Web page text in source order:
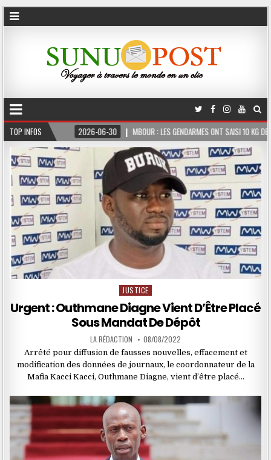
TOP INFOS2026-06-30 MBOUR : LES GENDARMES ONT SAISI 10 KG DE CHANVRE
Posted
in
JUSTICE
Urgent : Outhmane Diagne Vient D’Être Placé
Sous Mandat De Dépôt
LA RÉDACTION 08/08/2022
Arrêté pour diffusion de fausses nouvelles, effacement et
modification des données de journaux, le coordonnateur de la
Mafia Kacci Kacci, Outhmane Diagne, vient d’être placé…